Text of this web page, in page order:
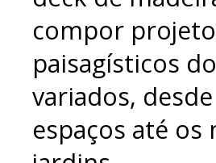
compor
paisagísticos
variados,
espaços até os